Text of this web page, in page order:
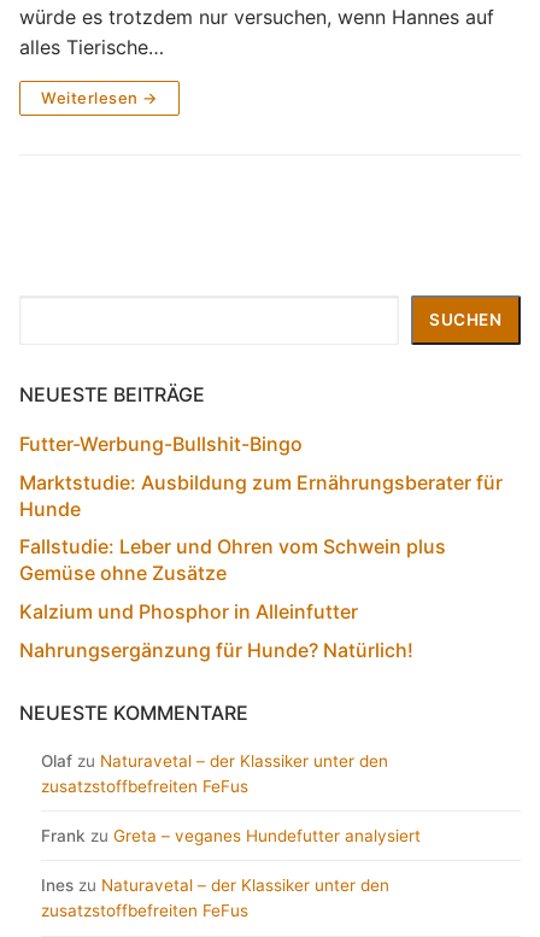
würde es trotzdem nur versuchen, wenn Hannes auf
alles Tierische…
Weiterlesen →
SUCHEN
NEUESTE BEITRÄGE
Futter-Werbung-Bullshit-Bingo
Marktstudie: Ausbildung zum Ernährungsberater für
Hunde
Fallstudie: Leber und Ohren vom Schwein plus
Gemüse ohne Zusätze
Kalzium und Phosphor in Alleinfutter
Nahrungsergänzung für Hunde? Natürlich!
NEUESTE KOMMENTARE
Olaf zu Naturavetal – der Klassiker unter den
zusatzstoffbefreiten FeFus
Frank zu Greta – veganes Hundefutter analysiert
Ines zu Naturavetal – der Klassiker unter den
zusatzstoffbefreiten FeFus